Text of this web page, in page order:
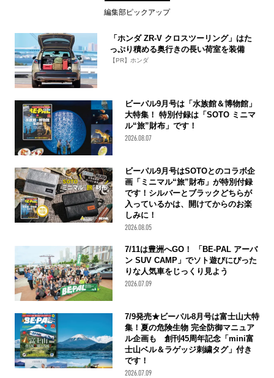
編集部ピックアップ
「ホンダ ZR-V クロスツーリング」はた
っぷり積める奥行きの長い荷室を装備
【PR】ホンダ
ビーパル9月号は「水族館＆博物館」
大特集！ 特別付録は「SOTO ミニマ
ル“旅”財布」です！
2026.08.07
ビーパル9月号はSOTOとのコラボ企
画「ミニマル“旅”財布」が特別付録
です！シルバーとブラックどちらが
入っているかは、開けてからのお楽
しみに！
2026.08.05
7/11は豊洲へGO！ 「BE-PAL アーバ
ン SUV CAMP」でソト遊びにぴった
りな人気車をじっくり見よう
2026.07.09
7/9発売★ビーパル8月号は富士山大特
集！夏の危険生物 完全防御マニュア
ル企画も 創刊45周年記念「mini富
士山ベル＆ラゲッジ刺繍タグ」付き
です！
2026.07.09